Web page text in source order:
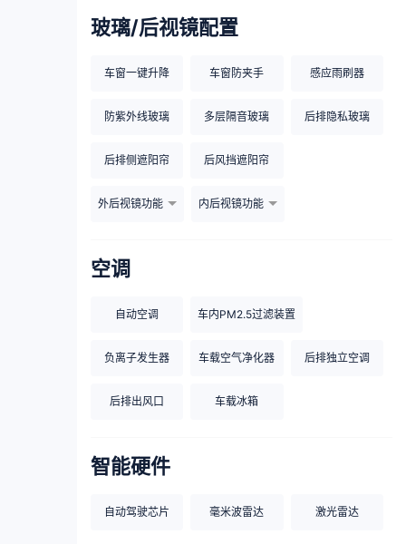
玻璃/后视镜配置
车窗一键升降 车窗防夹手 感应雨刷器
防紫外线玻璃 多层隔音玻璃 后排隐私玻璃
后排侧遮阳帘 后风挡遮阳帘
外后视镜功能 内后视镜功能
空调
自动空调 车内PM2.5过滤装置
负离子发生器 车载空气净化器 后排独立空调
后排出风口 车载冰箱
智能硬件
自动驾驶芯片 毫米波雷达 激光雷达